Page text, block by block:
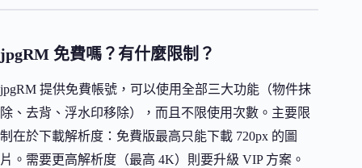
jpgRM 免費嗎？有什麼限制？
jpgRM 提供免費帳號，可以使用全部三大功能（物件抹
除、去背、浮水印移除），而且不限使用次數。主要限
制在於下載解析度：免費版最高只能下載 720px 的圖
片。需要更高解析度（最高 4K）則要升級 VIP 方案。